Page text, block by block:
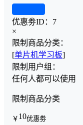
优惠劵ID： 7
×
限制商品分类：
[单片机学习板]
限制用户组：
任何人都可以使用
限制商品分类
￥ 10优惠劵